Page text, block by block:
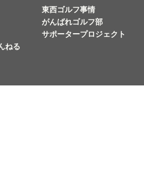
ねる
東西ゴルフ事情
がんばれゴルフ部
サポータープロジェクト